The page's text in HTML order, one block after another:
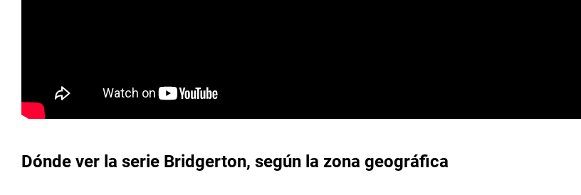
Dónde ver la serie Bridgerton, según la zona geográfica